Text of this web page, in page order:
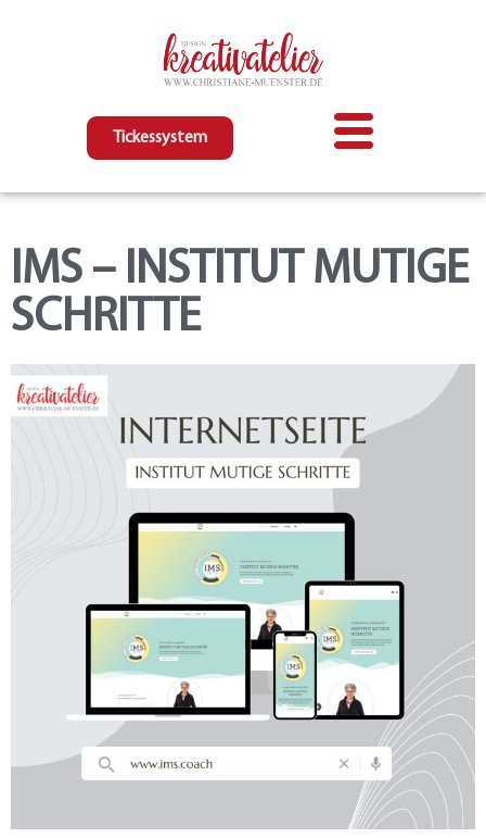
Tickessystem
IMS – INSTITUT MUTIGE
SCHRITTE